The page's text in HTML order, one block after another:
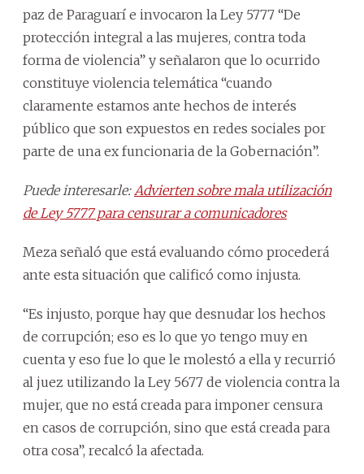
paz de Paraguarí e invocaron la Ley 5777 “De
protección integral a las mujeres, contra toda
forma de violencia” y señalaron que lo ocurrido
constituye violencia telemática “cuando
claramente estamos ante hechos de interés
público que son expuestos en redes sociales por
parte de una ex funcionaria de la Gobernación”.
Puede interesarle: Advierten sobre mala utilización
de Ley 5777 para censurar a comunicadores
Meza señaló que está evaluando cómo procederá
ante esta situación que calificó como injusta.
“Es injusto, porque hay que desnudar los hechos
de corrupción; eso es lo que yo tengo muy en
cuenta y eso fue lo que le molestó a ella y recurrió
al juez utilizando la Ley 5677 de violencia contra la
mujer, que no está creada para imponer censura
en casos de corrupción, sino que está creada para
otra cosa”, recalcó la afectada.